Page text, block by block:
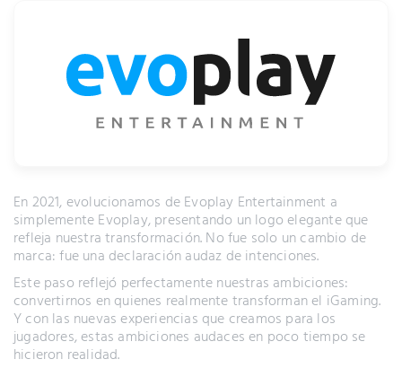
En 2021, evolucionamos de Evoplay Entertainment a
simplemente Evoplay, presentando un logo elegante que
refleja nuestra transformación. No fue solo un cambio de
marca: fue una declaración audaz de intenciones.
Este paso reflejó perfectamente nuestras ambiciones:
convertirnos en quienes realmente transforman el iGaming.
Y con las nuevas experiencias que creamos para los
jugadores, estas ambiciones audaces en poco tiempo se
hicieron realidad.